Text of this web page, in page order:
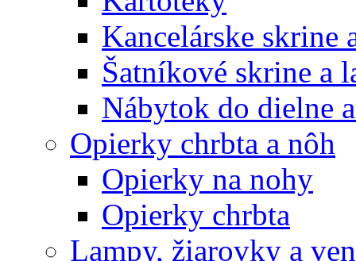
Kancelárske skrine
Šatníkové skrine a
Nábytok do dielne
Opierky chrbta a nôh
Opierky na nohy
Opierky chrbta
Lampy, žiarovky a